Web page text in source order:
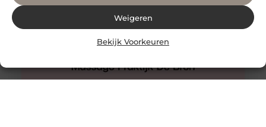
Weigeren
Bekijk Voorkeuren